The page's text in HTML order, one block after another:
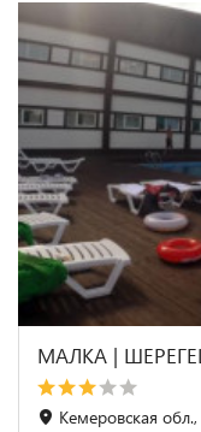
МАЛКА |
Кемеровская